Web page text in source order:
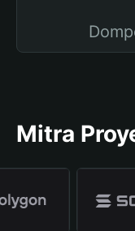
Mitra